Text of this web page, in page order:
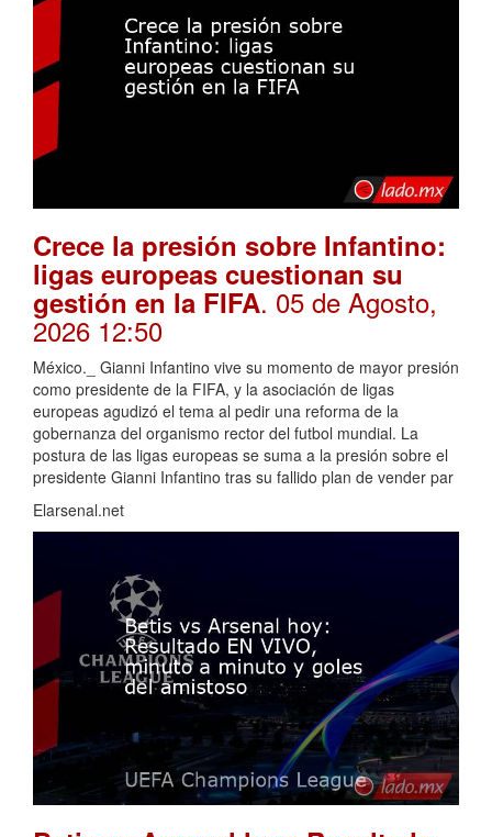
Crece la presión sobre Infantino:
ligas europeas cuestionan su
gestión en la FIFA. 05 de Agosto,
2026 12:50
México._ Gianni Infantino vive su momento de mayor presión
como presidente de la FIFA, y la asociación de ligas
europeas agudizó el tema al pedir una reforma de la
gobernanza del organismo rector del futbol mundial. La
postura de las ligas europeas se suma a la presión sobre el
presidente Gianni Infantino tras su fallido plan de vender par
Elarsenal.net